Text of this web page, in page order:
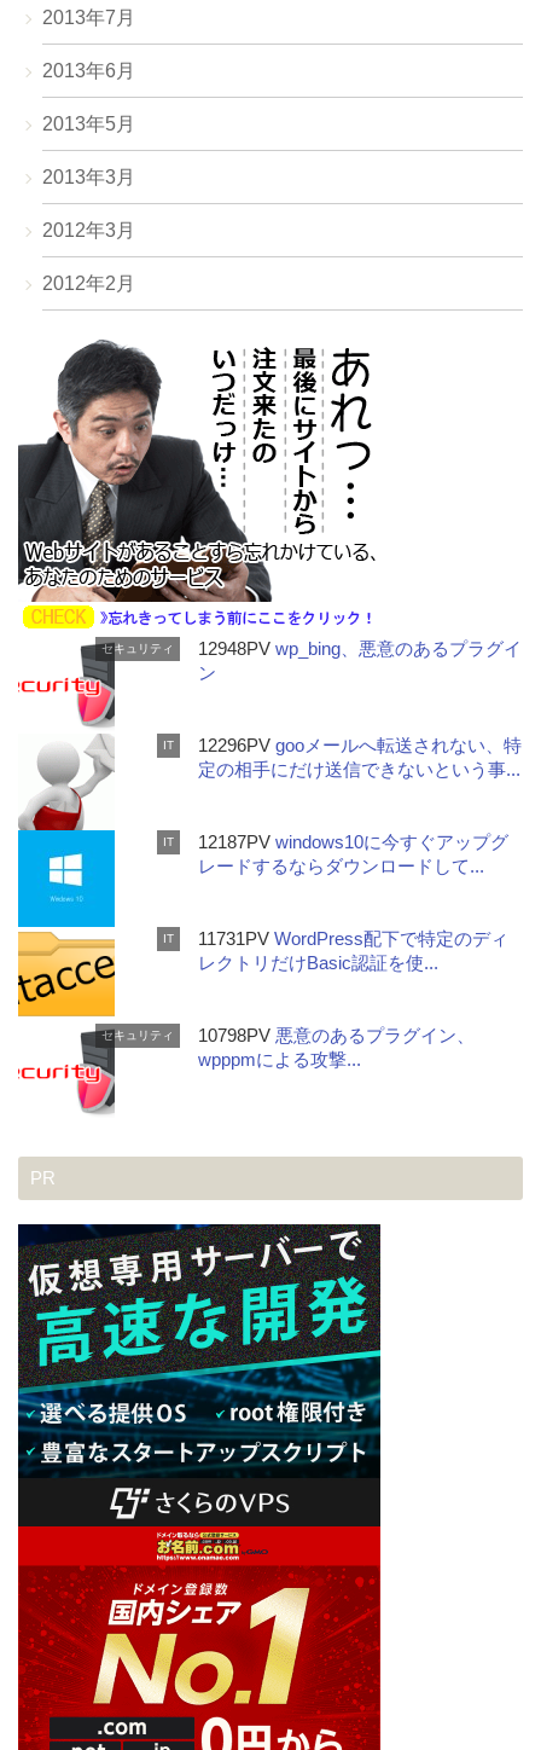
2013年7月
2013年6月
2013年5月
2013年3月
2012年3月
2012年2月
セキュリティ 12948PVwp_bing、悪意のあるプラグイ
ン
IT 12296PVgooメールへ転送されない、特
定の相手にだけ送信できないという事...
IT 12187PVwindows10に今すぐアップグ
レードするならダウンロードして...
IT 11731PVWordPress配下で特定のディ
レクトリだけBasic認証を使...
セキュリティ 10798PV 悪意のあるプラグイン、
wpppmによる攻撃...
PR